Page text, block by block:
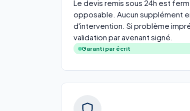
Le devis remis sous 24h est
opposable. Aucun supplément
d'intervention. Si problème
validation par avenant signé.
Garanti par écrit